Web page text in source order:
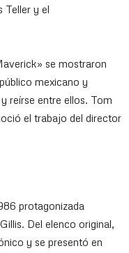
Teller y el
se mostraron
mexicano y
reírse entre ellos. Tom
el trabajo del director
protagonizada
Del elenco original,
y se presentó en